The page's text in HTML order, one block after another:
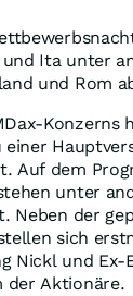
Ita unter
und Rom
Konzerns
Auf dem
unter
Neben der
sich
Nickl und Ex-
der Aktionäre.